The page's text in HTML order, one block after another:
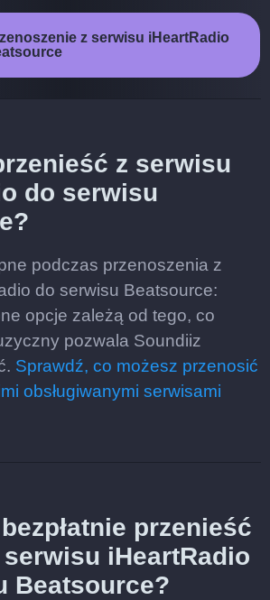
z serwisu iHeartRadio
z serwisu
do serwisu
podczas przenoszenia z
do serwisu Beatsource:
opcje zależą od tego, co
pozwala Soundiiz
Sprawdź, co możesz przenosić
obsługiwanymi serwisami
przenieść
iHeartRadio
Beatsource?